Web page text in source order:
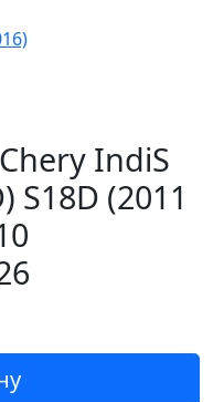
IndiS
S18D (2011